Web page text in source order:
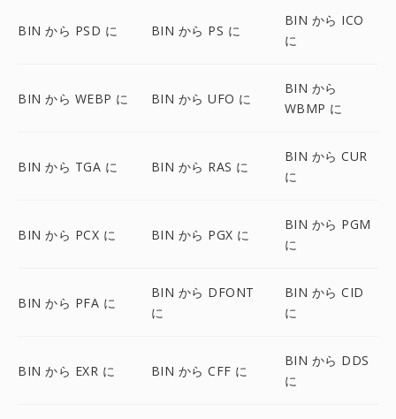
BIN から PSD に BIN から PS に
BIN から ICO
に
BIN から WEBP に BIN から UFO に
BIN から
WBMP に
BIN から TGA に BIN から RAS に
BIN から CUR
に
BIN から PCX に BIN から PGX に
BIN から PGM
に
BIN から PFA に
BIN から DFONT
に
BIN から CID
に
BIN から EXR に BIN から CFF に
BIN から DDS
に